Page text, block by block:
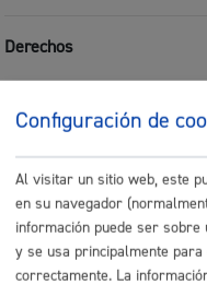
Derechos
sobre si el Ayuntamiento
El acceso a sus datos
La rectificación de los
La supresión de sus
datos ya no sean
cuales fueron
La limitación del
Configuración de
Al visitar un sitio web, este
en su navegador
información puede ser
y se usa principalmente
correctamente. La